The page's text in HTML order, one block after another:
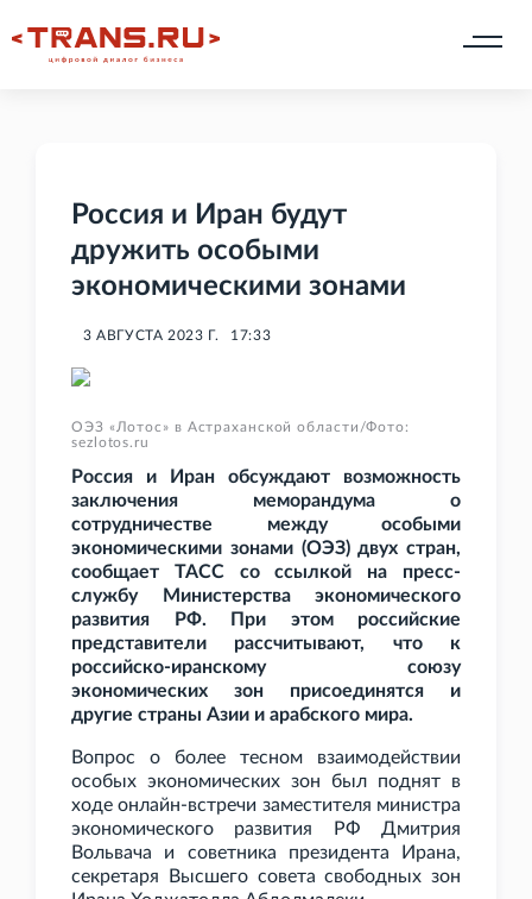
Россия и Иран будут
дружить особыми
экономическими зонами
3 АВГУСТА 2023 Г. 17:33
ОЭЗ «Лотос» в Астраханской области/Фото:
sezlotos.ru
Россия и Иран обсуждают возможность
заключения меморандума о
сотрудничестве между особыми
экономическими зонами (ОЭЗ) двух стран,
сообщает ТАСС со ссылкой на пресс-
службу Министерства экономического
развития РФ. При этом российские
представители рассчитывают, что к
российско-иранскому союзу
экономических зон присоединятся и
другие страны Азии и арабского мира.
Вопрос о более тесном взаимодействии
особых экономических зон был поднят в
ходе онлайн-встречи заместителя министра
экономического развития РФ Дмитрия
Вольвача и советника президента Ирана,
секретаря Высшего совета свободных зон